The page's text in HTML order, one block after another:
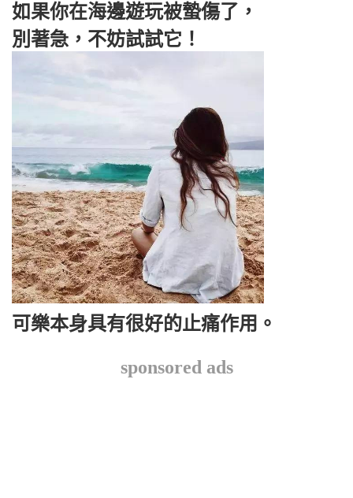
如果你在海邊遊玩被蟄傷了，
別著急，不妨試試它！
可樂本身具有很好的止痛作用。
sponsored ads